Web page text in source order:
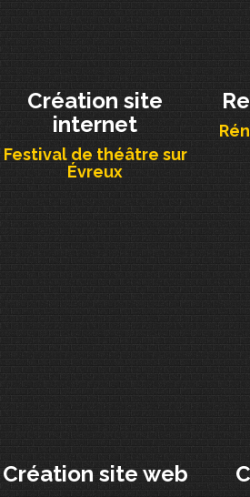
Création site
internet
Festival de théâtre sur
Évreux
Création site web